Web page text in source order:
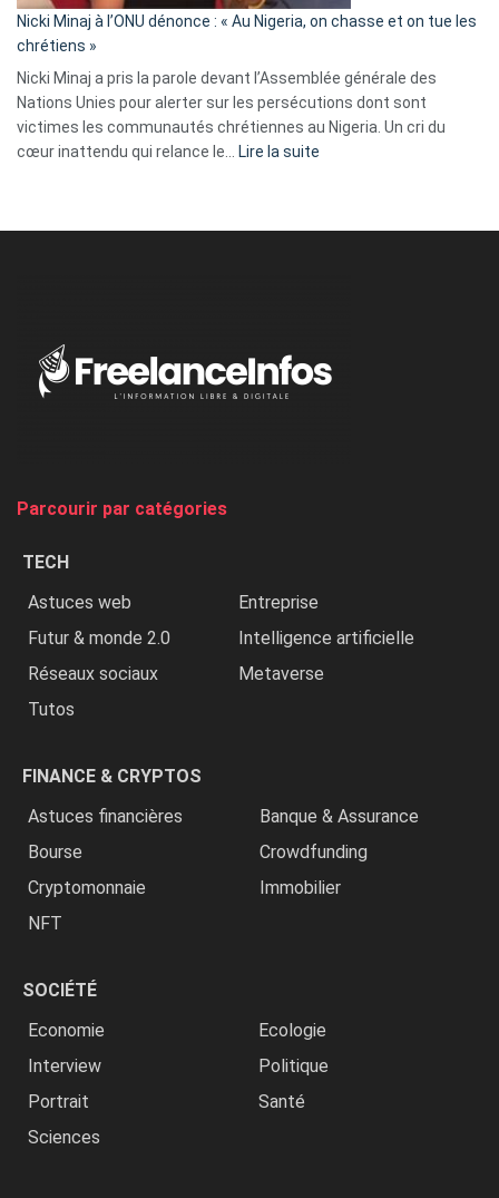
parle
ses
tripes »
Nicki Minaj à l’ONU dénonce : « Au Nigeria, on chasse et on tue les
chrétiens »
Nicki Minaj a pris la parole devant l’Assemblée générale des
Nations Unies pour alerter sur les persécutions dont sont
victimes les communautés chrétiennes au Nigeria. Un cri du
cœur inattendu qui relance le… Lire la suite
Nigeria,
Parcourir par catégories
TECH
Astuces web
Entreprise
Futur & monde 2.0
Intelligence artificielle
Réseaux sociaux
Metaverse
Tutos
FINANCE & CRYPTOS
Astuces financières
Banque & Assurance
Bourse
Crowdfunding
Cryptomonnaie
Immobilier
NFT
SOCIÉTÉ
Economie
Ecologie
Interview
Politique
Portrait
Santé
Sciences